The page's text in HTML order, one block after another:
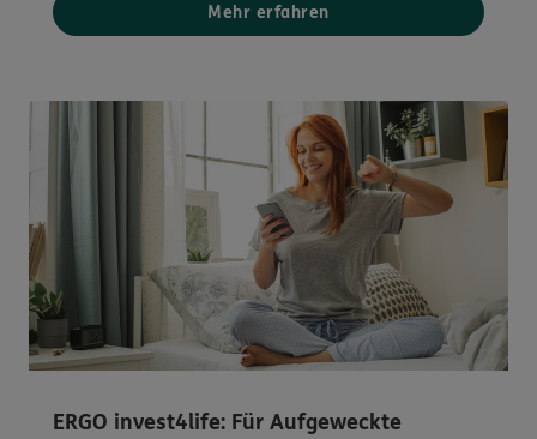
Mehr erfahren
ERGO invest4life: Für Aufgeweckte